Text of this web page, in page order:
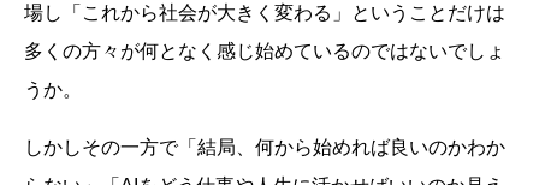
場し「これから社会が大きく変わる」ということだけは
多くの方々が何となく感じ始めているのではないでしょ
うか。
しかしその一方で「結局、何から始めれば良いのかわか